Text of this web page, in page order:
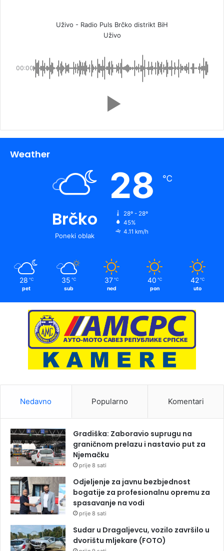
Uživo - Radio Puls Brčko distrikt BiH
Uživo
00:00
Weather
Brčko
Poneki oblak
28 ℃
28º - 28º
45%
4.11 km/h
28 ℃
pet
35 ℃
sub
37 ℃
ned
40 ℃
pon
42 ℃
uto
Nedavno Popularno Komentari
Gradiška: Zaboravio suprugu na
graničnom prelazu i nastavio put za
Njemačku
prije 8 sati
Odjeljenje za javnu bezbjednost
bogatije za profesionalnu opremu za
spasavanje na vodi
prije 8 sati
Sudar u Dragaljevcu, vozilo završilo u
dvorištu mljekare (FOTO)